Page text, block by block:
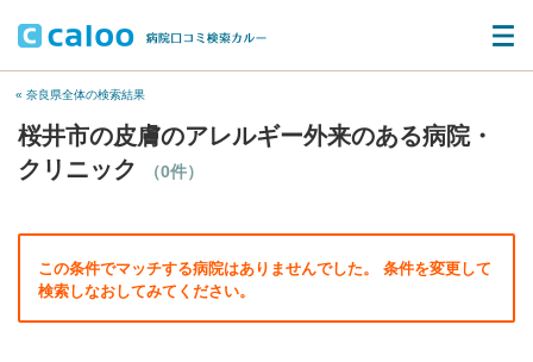
« 奈良県全体の検索結果
桜井市の皮膚のアレルギー外来のある病院・
クリニック
（0件）
この条件でマッチする病院はありませんでした。 条件を変更して
検索しなおしてみてください。